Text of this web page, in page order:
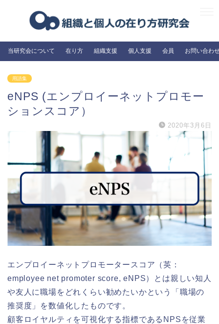
当研究会について 在り方 組織支援 個人支援 会員 お問い合わ
用語集
eNPS (エンプロイーネットプロモー
ションスコア）
2020年3月6日
エンプロイーネットプロモータースコア（英：
employee net promoter score, eNPS）とは親しい知人
や友人に職場をどれくらい勧めたいかという「職場の
推奨度」を数値化したものです。
顧客ロイヤルティを可視化する指標であるNPSを従業